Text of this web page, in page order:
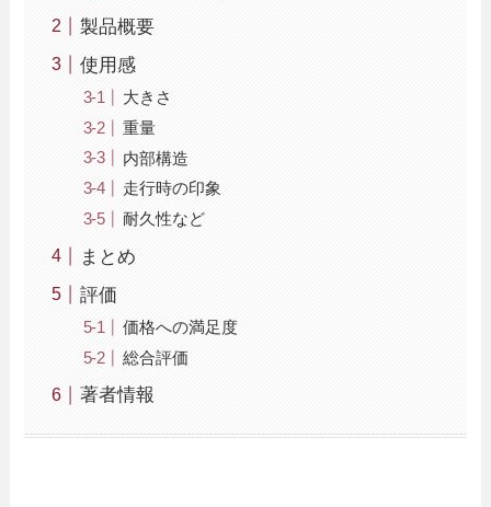
製品概要
使用感
大きさ
重量
内部構造
走行時の印象
耐久性など
まとめ
評価
価格への満足度
総合評価
著者情報